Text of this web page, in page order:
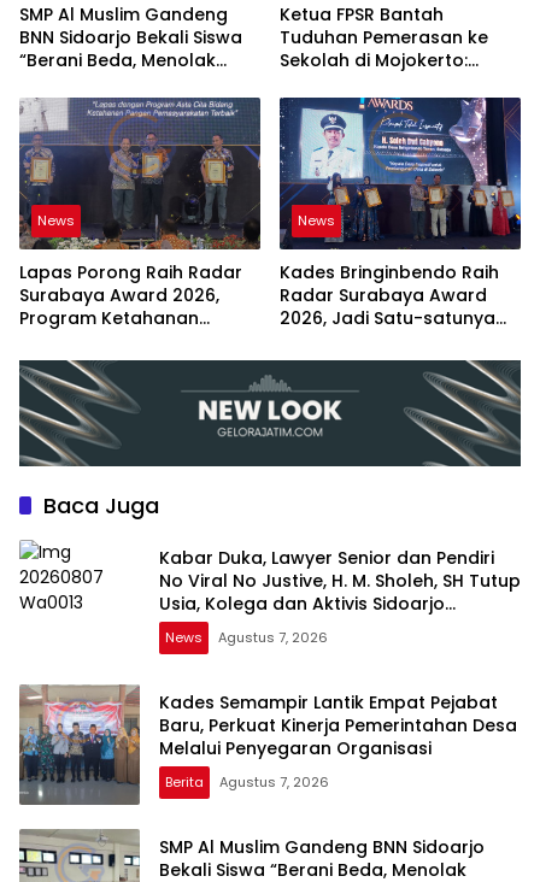
SMP Al Muslim Gandeng
BNN Sidoarjo Bekali Siswa
“Berani Beda, Menolak
Ketua FPSR Bantah
Tuduhan Pemerasan ke
Sekolah di Mojokerto:
Siap Tempuh Jalur Hukum”
News
Lapas Porong Raih Radar
Surabaya Award 2026,
Program Ketahanan
Nasional
News
Kades Bringinbendo Raih
Radar Surabaya Award
2026, Jadi Satu-satunya
Penghargaan
Baca Juga
Kabar Duka, Lawyer Senior dan Pendiri
No Viral No Justive, H. M. Sholeh, SH Tutup
Usia, Kolega dan Aktivis Sidoarjo
Berduka
News Agustus 7, 2026
Kades Semampir Lantik Empat Pejabat
Baru, Perkuat Kinerja Pemerintahan Desa
Melalui Penyegaran Organisasi
Berita Agustus 7, 2026
SMP Al Muslim Gandeng BNN Sidoarjo
Bekali Siswa “Berani Beda, Menolak